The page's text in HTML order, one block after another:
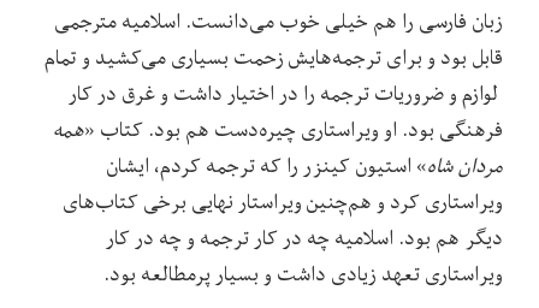
زبان فارسی را هم خیلی خوب می‌دانست. اسلامیه مترجمی
قابل بود و برای ترجمه‌هایش زحمت بسیاری می‌کشید و تمام
لوازم و ضروریات ترجمه را در اختیار داشت و غرق در کار
فرهنگی بود. او ویراستاری چیره‌دست هم بود. کتاب «همه
مردان شاه» استیون کینزر را که ترجمه کردم، ایشان
ویراستاری کرد و هم‌چنین ویراستار نهایی برخی کتاب‌های
دیگر هم بود. اسلامیه چه در کار ترجمه و چه در کار
ویراستاری تعهد زیادی داشت و بسیار پرمطالعه بود.